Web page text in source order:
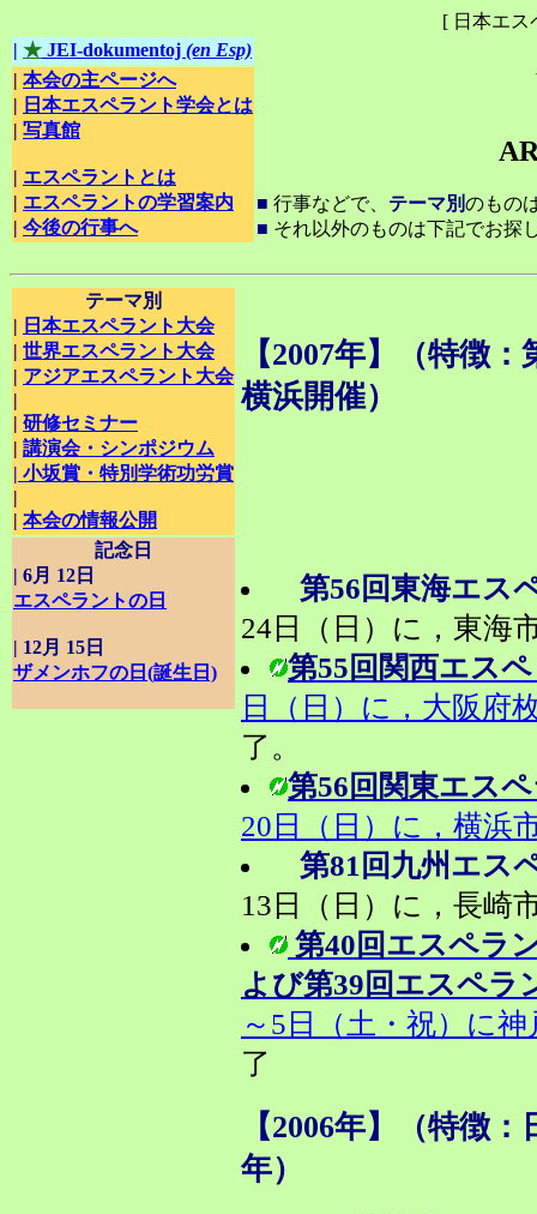
[ 日本エス
| ★ JEI-dokumentoj (en Esp)
| 本会の主ページへ
| 日本エスペラント学会とは
| 写真館
| エスペラントとは
| エスペラントの学習案内
| 今後の行事へ
■ 行事などで、 テーマ別のもの
■ それ以外のものは下記でお探
テーマ別
| 日本エスペラント大会
| 世界エスペラント大会
| アジアエスペラント大会
|
| 研修セミナー
| 講演会・シンポジウム
| 小坂賞・特別学術功労賞
|
| 本会の情報公開
記念日
| 6月 12日
エスペラントの日
| 12月 15日
ザメンホフの日(誕生日)
【2007年】（特徴
横浜開催）
第56回東海エス
24日（日）に，東海
第55回関西エス
日（日）に，大阪府
了。
第56回関東エス
20日（日）に，横浜
第81回九州エス
13日（日）に，長
第40回エスペラ
よび第39回エスペラ
～5日（土・祝）に
了
【2006年】（特徴
年）